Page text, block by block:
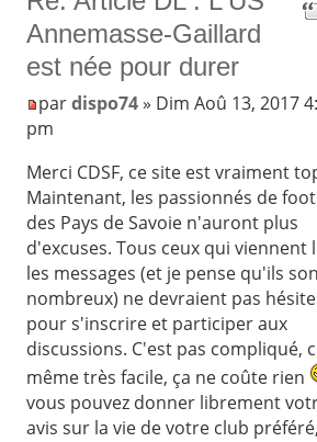
Annemasse-Gaillard
est née pour durer
pardispo74» Dim Aoû 13, 2017
pm
Merci CDSF, ce site est vraiment
Maintenant, les passionnés de
des Pays de Savoie n'auront plus
d'excuses. Tous ceux qui viennent
les messages (et je pense qu'ils
nombreux) ne devraient pas
pour s'inscrire et participer aux
discussions. C'est pas compliqué,
même très facile, ça ne coûte rien
vous pouvez donner librement
avis sur la vie de votre club